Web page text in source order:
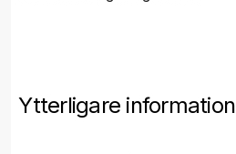
Ytterligare information